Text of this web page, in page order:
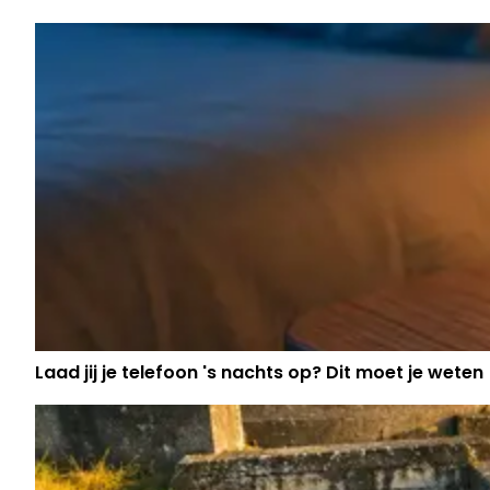
Laad jij je telefoon 's nachts op? Dit moet je weten